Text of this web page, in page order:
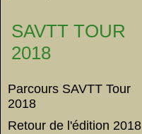
SAVTT TOUR
2018
Parcours SAVTT Tour
2018
Retour de l'édition 2018